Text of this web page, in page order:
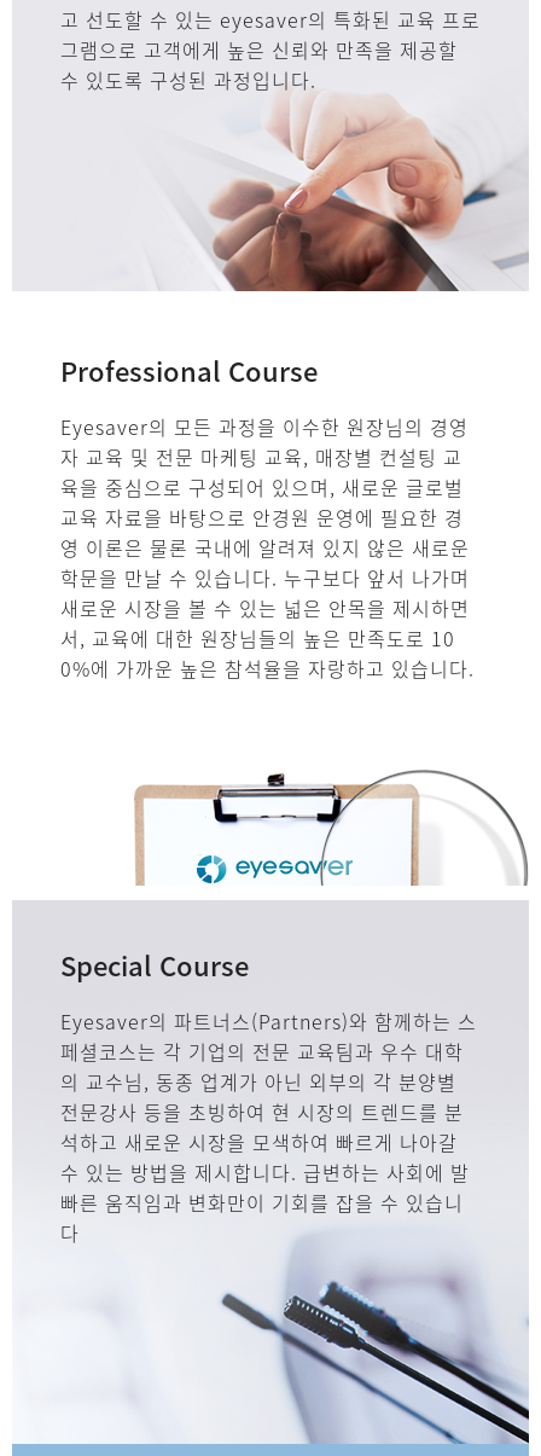
고 선도할 수 있는 eyesaver의 특화된 교육 프로
그램으로 고객에게 높은 신뢰와 만족을 제공할
수 있도록 구성된 과정입니다.
Professional Course
Eyesaver의 모든 과정을 이수한 원장님의 경영
자 교육 및 전문 마케팅 교육, 매장별 컨설팅 교
육을 중심으로 구성되어 있으며, 새로운 글로벌
교육 자료을 바탕으로 안경원 운영에 필요한 경
영 이론은 물론 국내에 알려져 있지 않은 새로운
학문을 만날 수 있습니다. 누구보다 앞서 나가며
새로운 시장을 볼 수 있는 넓은 안목을 제시하면
서, 교육에 대한 원장님들의 높은 만족도로 10
0%에 가까운 높은 참석율을 자랑하고 있습니다.
Special Course
Eyesaver의 파트너스(Partners)와 함께하는 스
페셜코스는 각 기업의 전문 교육팀과 우수 대학
의 교수님, 동종 업계가 아닌 외부의 각 분양별
전문강사 등을 초빙하여 현 시장의 트렌드를 분
석하고 새로운 시장을 모색하여 빠르게 나아갈
수 있는 방법을 제시합니다. 급변하는 사회에 발
빠른 움직임과 변화만이 기회를 잡을 수 있습니
다